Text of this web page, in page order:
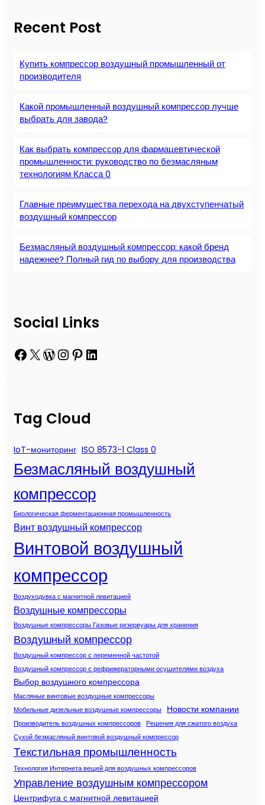
Recent Post
Купить компрессор воздушный промышленный от
производителя
Какой промышленный воздушный компрессор лучше
выбрать для завода?
Как выбрать компрессор для фармацевтической
промышленности: руководство по безмасляным
технологиям Класса 0
Главные преимущества перехода на двухступенчатый
воздушный компрессор
Безмасляный воздушный компрессор: какой бренд
надежнее? Полный гид по выбору для производства
Social Links
Facebook X WordPress InstagramPinterest LinkedIn
Tag Cloud
IoT-мониторинг ISO 8573-1 Class 0
Безмасляный воздушный
компрессор
Биологическая ферментационная промышленность
Винт воздушный компрессор
Винтовой воздушный
компрессор
Воздуходувка с магнитной левитацией
Воздушные компрессоры
Воздушные компрессоры Газовые резервуары для хранения
Воздушный компрессор
Воздушный компрессор с переменной частотой
Воздушный компрессор с рефрижераторными осушителями воздуха
Выбор воздушного компрессора
Масляные винтовые воздушные компрессоры
Мобильные дизельные воздушные компрессоры
Новости компании
Производитель воздушных компрессоров Решения для сжатого воздуха
Сухой безмасляный винтовой воздушный компрессор
Текстильная промышленность
Технология Интернета вещей для воздушных компрессоров
Управление воздушным компрессором
Центрифуга с магнитной левитацией